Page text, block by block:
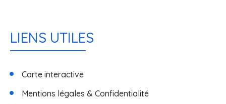
LIENS UTILES
Carte interactive
Mentions légales & Confidentialité